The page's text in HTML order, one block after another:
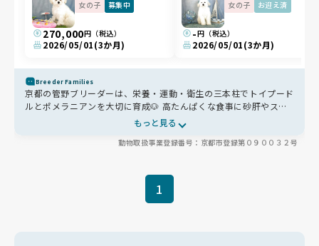
女の子 募集中
270,000円（税込）
2026/05/01(3か月)
女の子 お迎え済
-円（税込）
2026/05/01(3か月)
Breeder Families
京都の管野ブリーダーは、栄養・運動・衛生の三本柱でトイプード
ルとポメラニアンを大切に育成🐶 高たんぱくな食事に砂肝やスー
プを添えて体づくりを支え、毎日の散歩で社会性も育んでいます🐾
高温スチームでの消毒や清潔な環境づくりも徹底🌸 お迎え前には
健康診断や診断書の発行で安心を保証✨ お迎え後もLINE相談やト
もっと見る
動物取扱事業登録番号：京都市登録第０９００３２号
1